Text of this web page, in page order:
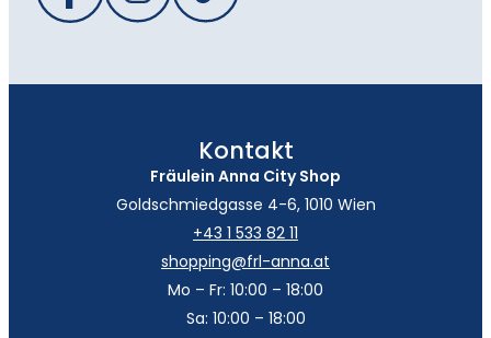
Kontakt
Fräulein Anna City Shop
Goldschmiedgasse 4-6, 1010 Wien
+43 1 533 82 11
shopping@frl-anna.at
Mo – Fr: 10:00 – 18:00
Sa: 10:00 – 18:00